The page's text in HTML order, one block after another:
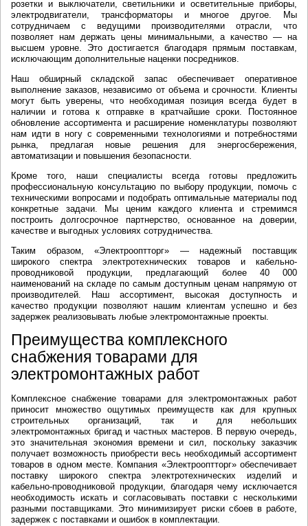
розетки и выключатели, светильники и осветительные приборы,
электродвигатели, трансформаторы и многое другое. Мы
сотрудничаем с ведущими производителями отрасли, что
позволяет нам держать цены минимальными, а качество — на
высшем уровне. Это достигается благодаря прямым поставкам,
исключающим дополнительные наценки посредников.
Наш обширный складской запас обеспечивает оперативное
выполнение заказов, независимо от объема и срочности. Клиенты
могут быть уверены, что необходимая позиция всегда будет в
наличии и готова к отправке в кратчайшие сроки. Постоянное
обновление ассортимента и расширение номенклатуры позволяют
нам идти в ногу с современными технологиями и потребностями
рынка, предлагая новые решения для энергосбережения,
автоматизации и повышения безопасности.
Кроме того, наши специалисты всегда готовы предложить
профессиональную консультацию по выбору продукции, помочь с
техническими вопросами и подобрать оптимальные материалы под
конкретные задачи. Мы ценим каждого клиента и стремимся
построить долгосрочное партнерство, основанное на доверии,
качестве и выгодных условиях сотрудничества.
Таким образом, «Электрооптторг» — надежный поставщик
широкого спектра электротехнических товаров и кабельно-
проводниковой продукции, предлагающий более 40 000
наименований на складе по самым доступным ценам напрямую от
производителей. Наш ассортимент, высокая доступность и
качество продукции позволяют нашим клиентам успешно и без
задержек реализовывать любые электромонтажные проекты.
Преимущества комплексного
снабжения товарами для
электромонтажных работ
Комплексное снабжение товарами для электромонтажных работ
приносит множество ощутимых преимуществ как для крупных
строительных организаций, так и для небольших
электромонтажных бригад и частных мастеров. В первую очередь,
это значительная экономия времени и сил, поскольку заказчик
получает возможность приобрести весь необходимый ассортимент
товаров в одном месте. Компания «Электрооптторг» обеспечивает
поставку широкого спектра электротехнических изделий и
кабельно-проводниковой продукции, благодаря чему исключается
необходимость искать и согласовывать поставки с несколькими
разными поставщиками. Это минимизирует риски сбоев в работе,
задержек с поставками и ошибок в комплектации.